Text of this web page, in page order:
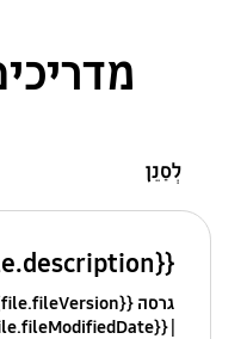
לְסַנֵן
{{file.description}}
גרסה {{file.fileVersion}}
{{file.fileModifiedDate}}